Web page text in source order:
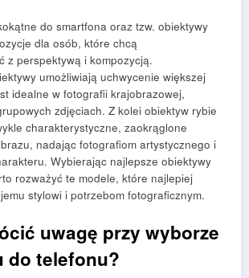
do smartfona oraz tzw. obiektywy
dla osób, które chcą
z perspektywą i kompozycją.
umożliwiają uchwycenie większej
idealne w fotografii krajobrazowej,
zdjęciach. Z kolei obiektyw rybie
charakterystyczne, zaokrąglone
nadając fotografiom artystycznego i
Wybierając najlepsze obiektywy
rozważyć te modele, które najlepiej
stylowi i potrzebom fotograficznym.
uwagę przy wyborze
do telefonu?